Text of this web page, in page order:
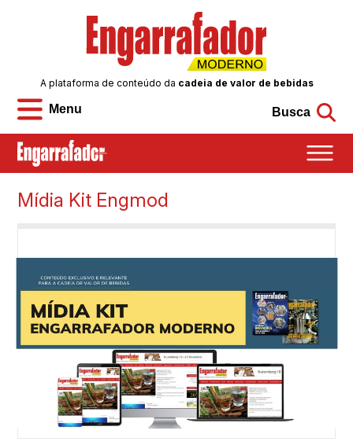
Menu
A plataforma de conteúdo da cadeia de valor de bebidas
Busca
Mídia Kit Engmod